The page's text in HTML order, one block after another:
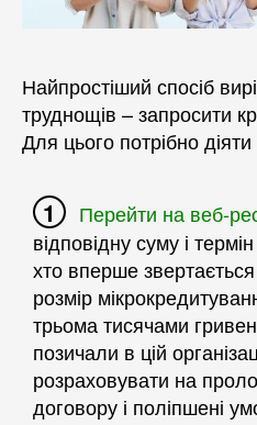
Найпростіший спосіб
труднощів – запросити
Для цього потрібно
Перейти на веб-
відповідну суму і
хто вперше
розмір
трьома тисячами
позичали в цій
розраховувати на
договору і поліпшені